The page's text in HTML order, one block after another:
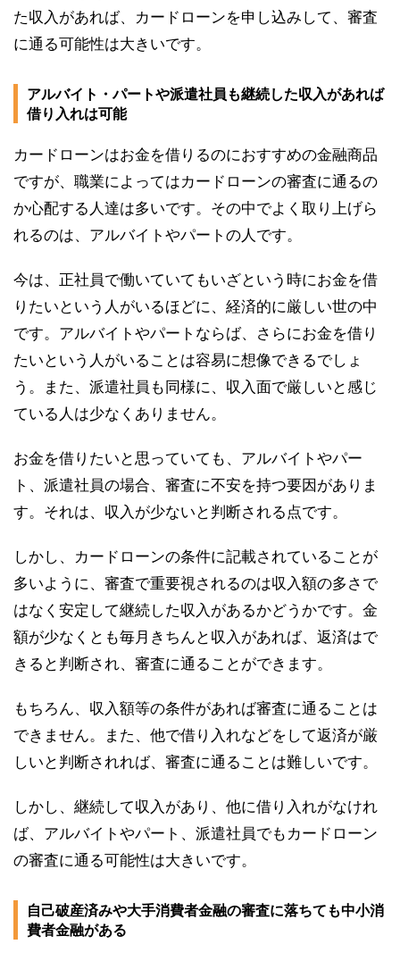
た収入があれば、カードローンを申し込みして、審査
に通る可能性は大きいです。
アルバイト・パートや派遣社員も継続した収入があれば
借り入れは可能
カードローンはお金を借りるのにおすすめの金融商品
ですが、職業によってはカードローンの審査に通るの
か心配する人達は多いです。その中でよく取り上げら
れるのは、アルバイトやパートの人です。
今は、正社員で働いていてもいざという時にお金を借
りたいという人がいるほどに、経済的に厳しい世の中
です。アルバイトやパートならば、さらにお金を借り
たいという人がいることは容易に想像できるでしょ
う。また、派遣社員も同様に、収入面で厳しいと感じ
ている人は少なくありません。
お金を借りたいと思っていても、アルバイトやパー
ト、派遣社員の場合、審査に不安を持つ要因がありま
す。それは、収入が少ないと判断される点です。
しかし、カードローンの条件に記載されていることが
多いように、審査で重要視されるのは収入額の多さで
はなく安定して継続した収入があるかどうかです。金
額が少なくとも毎月きちんと収入があれば、返済はで
きると判断され、審査に通ることができます。
もちろん、収入額等の条件があれば審査に通ることは
できません。また、他で借り入れなどをして返済が厳
しいと判断されれば、審査に通ることは難しいです。
しかし、継続して収入があり、他に借り入れがなけれ
ば、アルバイトやパート、派遣社員でもカードローン
の審査に通る可能性は大きいです。
自己破産済みや大手消費者金融の審査に落ちても中小消
費者金融がある